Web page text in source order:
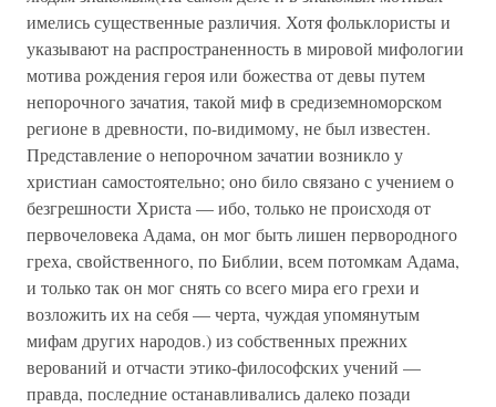
имелись существенные различия. Хотя фольклористы и
указывают на распространенность в мировой мифологии
мотива рождения героя или божества от девы путем
непорочного зачатия, такой миф в средиземноморском
регионе в древности, по-видимому, не был известен.
Представление о непорочном зачатии возникло у
христиан самостоятельно; оно било связано с учением о
безгрешности Христа — ибо, только не происходя от
первочеловека Адама, он мог быть лишен первородного
греха, свойственного, по Библии, всем потомкам Адама,
и только так он мог снять со всего мира его грехи и
возложить их на себя — черта, чуждая упомянутым
мифам других народов.) из собственных прежних
верований и отчасти этико-философских учений —
правда, последние останавливались далеко позади